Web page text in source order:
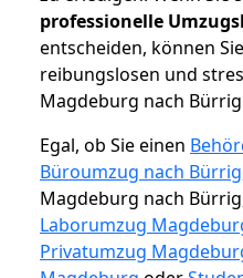
professionelle
entscheiden, können
reibungslosen und
Magdeburg nach
Egal, ob Sie einen
Büroumzug nach Bürrig
Magdeburg nach
Laborumzug
Privatumzug